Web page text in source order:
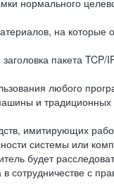
нормального
на
пакета
любого
и
имитирующих
системы или
будет
в сотрудничестве с